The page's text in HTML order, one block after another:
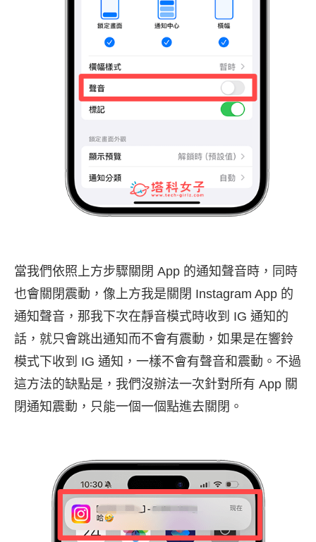
當我們依照上方步驟關閉 App 的通知聲音時，同時
也會關閉震動，像上方我是關閉 Instagram App 的
通知聲音，那我下次在靜音模式時收到 IG 通知的
話，就只會跳出通知而不會有震動，如果是在響鈴
模式下收到 IG 通知，一樣不會有聲音和震動。不過
這方法的缺點是，我們沒辦法一次針對所有 App 關
閉通知震動，只能一個一個點進去關閉。